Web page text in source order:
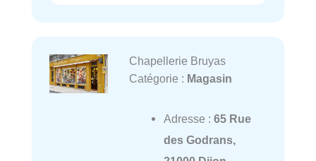
Chapellerie Bruyas
Catégorie : Magasin
Adresse : 65 Rue
des Godrans,